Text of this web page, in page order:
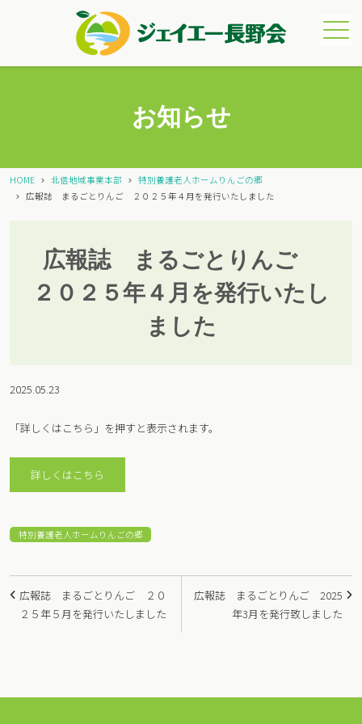
メニュー
お知らせ
HOME 北信地域事業本部
特別養護老人ホームりんごの郷
広報誌 まるごとりんご ２０２５年４月を発行いたしました
広報誌 まるごとりんご
２０２５年４月を発行いたし
ました
2025.05.23
「詳しくはこちら」を押すと表示されます。
詳しくはこちら
特別養護老人ホームりんごの郷
投
稿
ゲ
広報誌 まるごとりんご 2025
年3月を発行致しました
広報誌 まるごとりんご ２０
２５年５月を発行いたしました